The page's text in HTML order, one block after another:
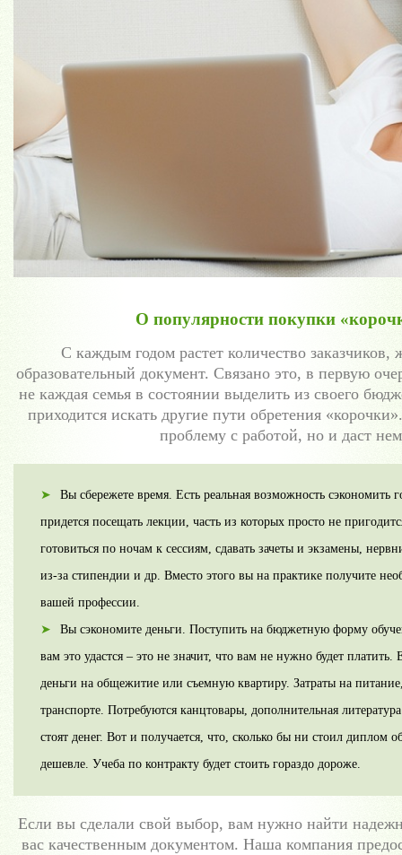
О популярности покупки
С каждым годом растет количество
образовательный документ. Связано это, в первую
не каждая семья в состоянии выделить из своего
приходится искать другие пути обретения
проблему с работой, но и даст
Вы сбережете время. Есть реальная возможность сэкономить
придется посещать лекции, часть из которых просто не
готовиться по ночам к сессиям, сдавать зачеты и экзамены,
из-за стипендии и др. Вместо этого вы на практике получите
вашей профессии.
Вы сэкономите деньги. Поступить на бюджетную форму
вам это удастся – это не значит, что вам не нужно будет
деньги на общежитие или съемную квартиру. Затраты на
транспорте. Потребуются канцтовары, дополнительная
стоят денег. Вот и получается, что, сколько бы ни стоил диплом
дешевле. Учеба по контракту будет стоить гораздо дороже.
Если вы сделали свой выбор, вам нужно найти
вас качественным документом. Наша компания